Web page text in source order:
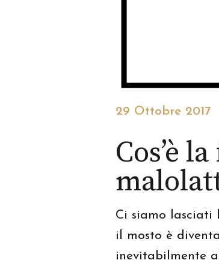
29 Ottobre 2017
Cos’è
Ci siamo lasciati
il mosto è
inevitabilmente